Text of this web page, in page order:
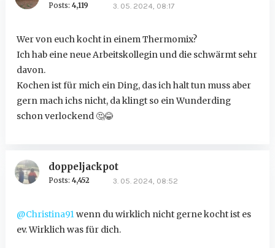
Posts: 4,119 3. 05. 2024, 08:17
Wer von euch kocht in einem Thermomix?
Ich hab eine neue Arbeitskollegin und die schwärmt sehr
davon.
Kochen ist für mich ein Ding, das ich halt tun muss aber
gern mach ichs nicht, da klingt so ein Wunderding
schon verlockend🤔😂
doppeljackpot
Posts: 4,452 3. 05. 2024, 08:52
@Christina91wenn du wirklich nicht gerne kocht ist es
ev. Wirklich was für dich.